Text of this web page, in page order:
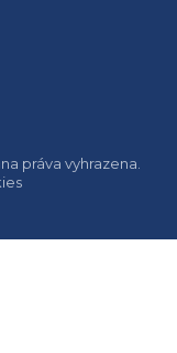
práva vyhrazena.